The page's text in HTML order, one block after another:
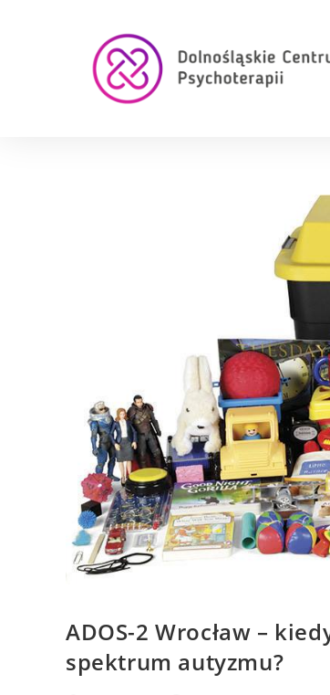
ADOS-2 Wrocław –
spektrum autyzmu?